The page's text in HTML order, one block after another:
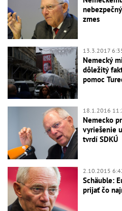
zmes
13.3.2017
Nemecký
dôležitý
pomoc
18.1.2016
Nemecko
vyriešenie
tvrdí SDKÚ
2.10.2015
Schäuble:
prijať čo